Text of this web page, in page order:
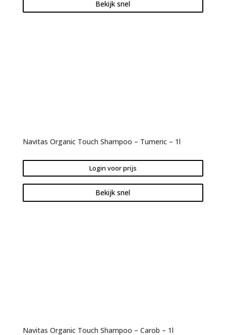
Bekijk snel
Navitas Organic Touch Shampoo – Tumeric – 1l
Login voor prijs
Bekijk snel
Navitas Organic Touch Shampoo – Carob – 1l